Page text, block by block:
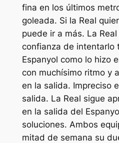
fina en los últimos
goleada. Si la Real
puede ir a más. La
confianza de intentarlo
Espanyol como lo hizo
con muchísimo ritmo y
en la salida. Impreciso
salida. La Real sigue
en la salida del
soluciones. Ambos
mitad de semana su